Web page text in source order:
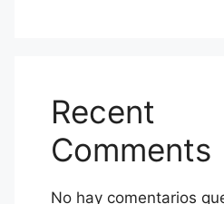
Recent
Comments
No hay comentarios